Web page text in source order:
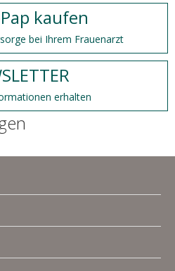
kaufen
bei Ihrem Frauenarzt
erhalten